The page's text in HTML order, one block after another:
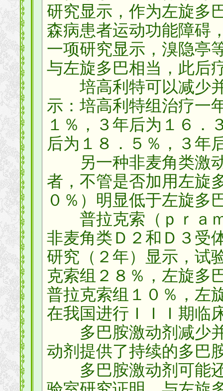
研究显示，作为左旋多
森病患者运动功能障碍
一项研究显示，溴隐亭
与左旋多巴相当，此后
培高利特可以减少并
示：培高利特组治疗一
１％，３年后为１６．
后为１８．５％，３年
另一种非麦角类激动
者，不管是否加用左旋
０％）明显低于左旋多
普拉克索（ｐｒａｍ
非麦角类Ｄ２和Ｄ３受
研究（２年）显示，试
克索组２８％，左旋多
普拉克索组１０％，左
在我国进行ＩＩＩ期临
多巴胺激动剂减少并
动剂提供了持续的多巴
多巴胺激动剂可能还